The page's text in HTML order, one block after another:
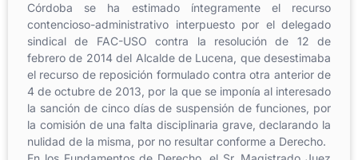
Córdoba se ha estimado íntegramente el recurso
contencioso-administrativo interpuesto por el delegado
sindical de FAC-USO contra la resolución de 12 de
febrero de 2014 del Alcalde de Lucena, que desestimaba
el recurso de reposición formulado contra otra anterior de
4 de octubre de 2013, por la que se imponía al interesado
la sanción de cinco días de suspensión de funciones, por
la comisión de una falta disciplinaria grave, declarando la
nulidad de la misma, por no resultar conforme a Derecho.